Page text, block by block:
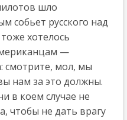
шло
собьет русского над
хотелось
—
смотрите, мол, мы
нам за это должны.
в коем случае не
чтобы не дать врагу